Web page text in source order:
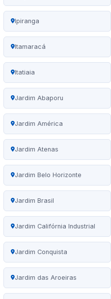
Ipiranga
Itamaracá
Itatiaia
Jardim Abaporu
Jardim América
Jardim Atenas
Jardim Belo Horizonte
Jardim Brasil
Jardim Califórnia Industrial
Jardim Conquista
Jardim das Aroeiras